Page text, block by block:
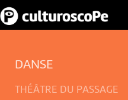
DANSE
THÉÂTRE DU PASSAGE